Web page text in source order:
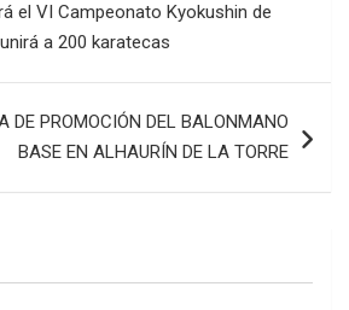
el VI Campeonato Kyokushin de
a 200 karatecas
DE PROMOCIÓN DEL BALONMANO
BASE EN ALHAURÍN DE LA TORRE